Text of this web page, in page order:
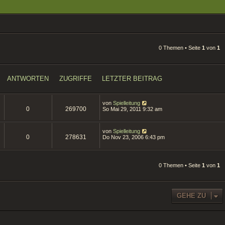
0 Themen • Seite 1 von 1
ANTWORTEN ZUGRIFFE LETZTER BEITRAG
0 269700
von Spielleitung
So Mai 29, 2011 9:32 am
0 278631
von Spielleitung
Do Nov 23, 2006 6:43 pm
0 Themen • Seite 1 von 1
GEHE ZU